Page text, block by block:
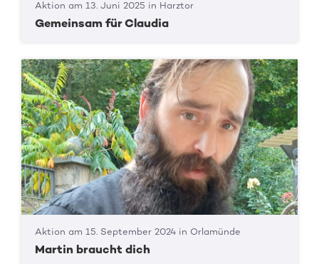
Aktion am 13. Juni 2025 in Harztor
Gemeinsam für Claudia
Aktion am 15. September 2024 in Orlamünde
Martin braucht dich